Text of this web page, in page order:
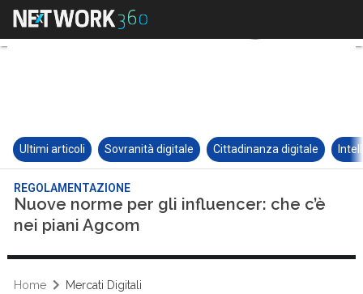
Ultimi articoli Sovranità digitale Cittadinanza digitale
REGOLAMENTAZIONE
Nuove norme per gli influencer: che c’è
nei piani Agcom
Home Mercati Digitali